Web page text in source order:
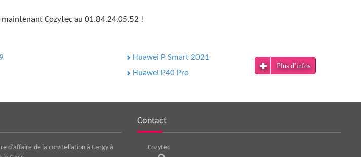
Cozytec au 01.84.24.05.52 !
Huawei P Smart 2021
Huawei P40 Pro
d'affaire de la constellation à Cergy à
Contact
Cozytec
Plus d'infos